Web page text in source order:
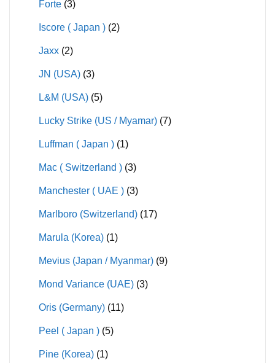
Forte (3)
Iscore ( Japan ) (2)
Jaxx (2)
JN (USA) (3)
L&M (USA) (5)
Lucky Strike (US / Myamar) (7)
Luffman ( Japan ) (1)
Mac ( Switzerland ) (3)
Manchester ( UAE ) (3)
Marlboro (Switzerland) (17)
Marula (Korea) (1)
Mevius (Japan / Myanmar) (9)
Mond Variance (UAE) (3)
Oris (Germany) (11)
Peel ( Japan ) (5)
Pine (Korea) (1)